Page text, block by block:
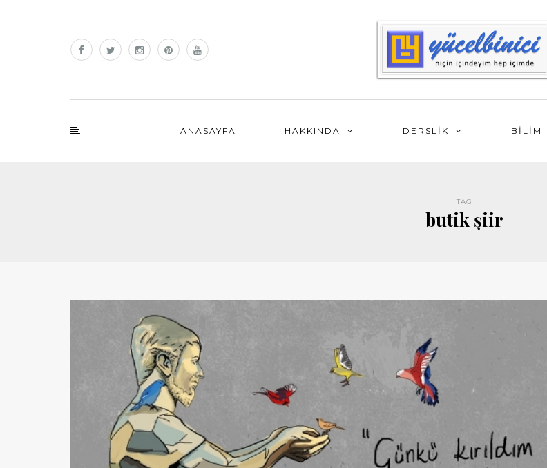
ANASAYFA HAKKINDA DERSLİK BİLİM
TAG
butik şiir